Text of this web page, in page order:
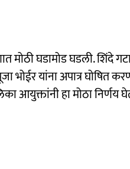
मोठी घडामोड घडली.
भोईर यांना अपात्र घोषित
आयुक्तांनी हा मोठा